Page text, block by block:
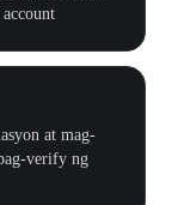
at mag-
verify ng